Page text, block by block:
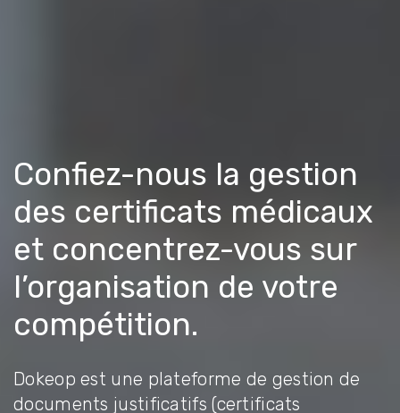
Confiez-nous la gestion
des certificats médicaux
et concentrez-vous sur
l’organisation de votre
compétition.
Dokeop est une plateforme de gestion de
documents justificatifs (certificats